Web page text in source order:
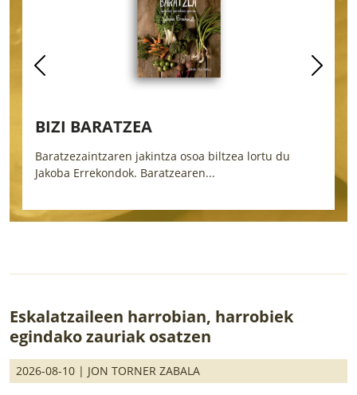
BIZI BARATZEA
Baratzezaintzaren jakintza osoa biltzea lortu du
Jakoba Errekondok. Baratzearen...
Eskalatzaileen harrobian, harrobiek
egindako zauriak osatzen
2026-08-10 | JON TORNER ZABALA